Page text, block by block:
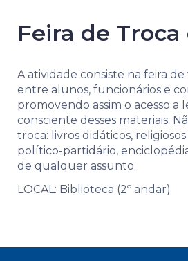
Feira de
A atividade consiste na feira
entre alunos, funcionários e
promovendo assim o acesso a
consciente desses materiais.
troca: livros didáticos,
político-partidário,
de qualquer assunto.
LOCAL: Biblioteca (2º andar)